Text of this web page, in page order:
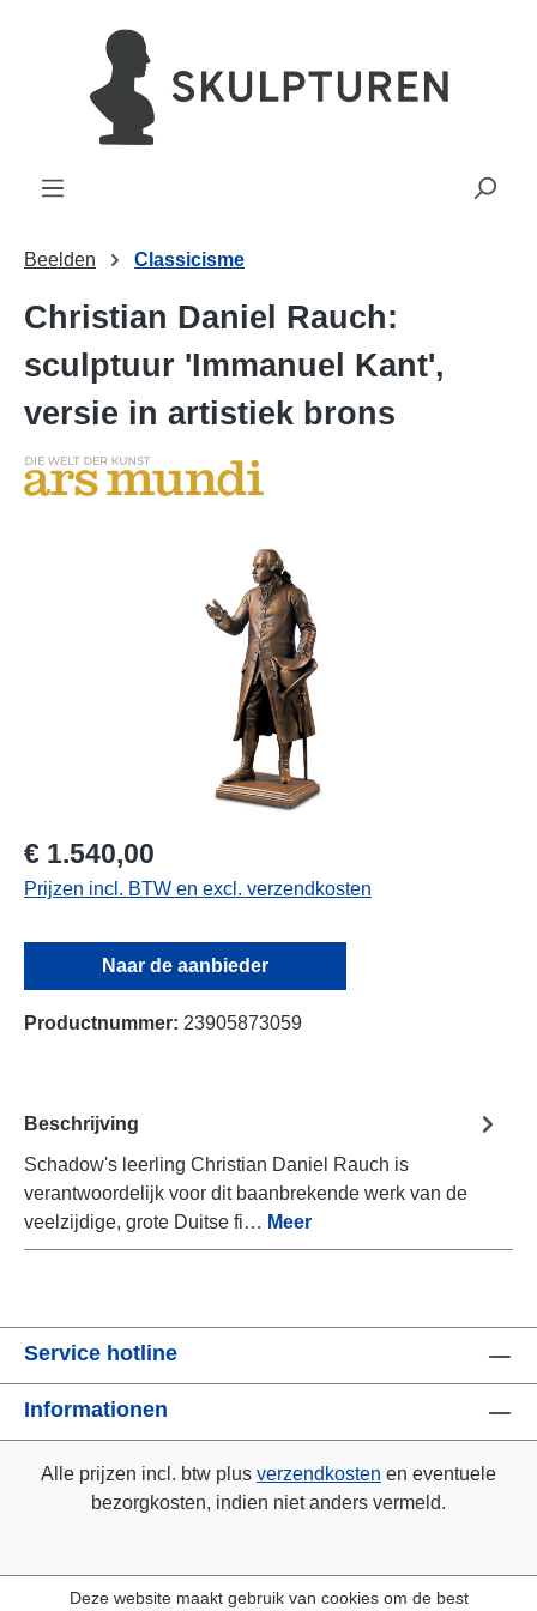
Beelden Classicisme
Christian Daniel Rauch:
sculptuur 'Immanuel Kant',
versie in artistiek brons
Afbeeldingengalerij overslaan
€ 1.540,00
Prijzen incl. BTW en excl. verzendkosten
Naar de aanbieder
Productnummer: 23905873059
Beschrijving
Schadow's leerling Christian Daniel Rauch is
verantwoordelijk voor dit baanbrekende werk van de
veelzijdige, grote Duitse fi… Meer
Service hotline
Informationen
Alle prijzen incl. btw plus verzendkosten en eventuele
bezorgkosten, indien niet anders vermeld.
Deze website maakt gebruik van cookies om de best